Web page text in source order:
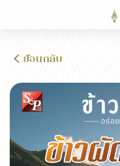
ย้อนกลับ